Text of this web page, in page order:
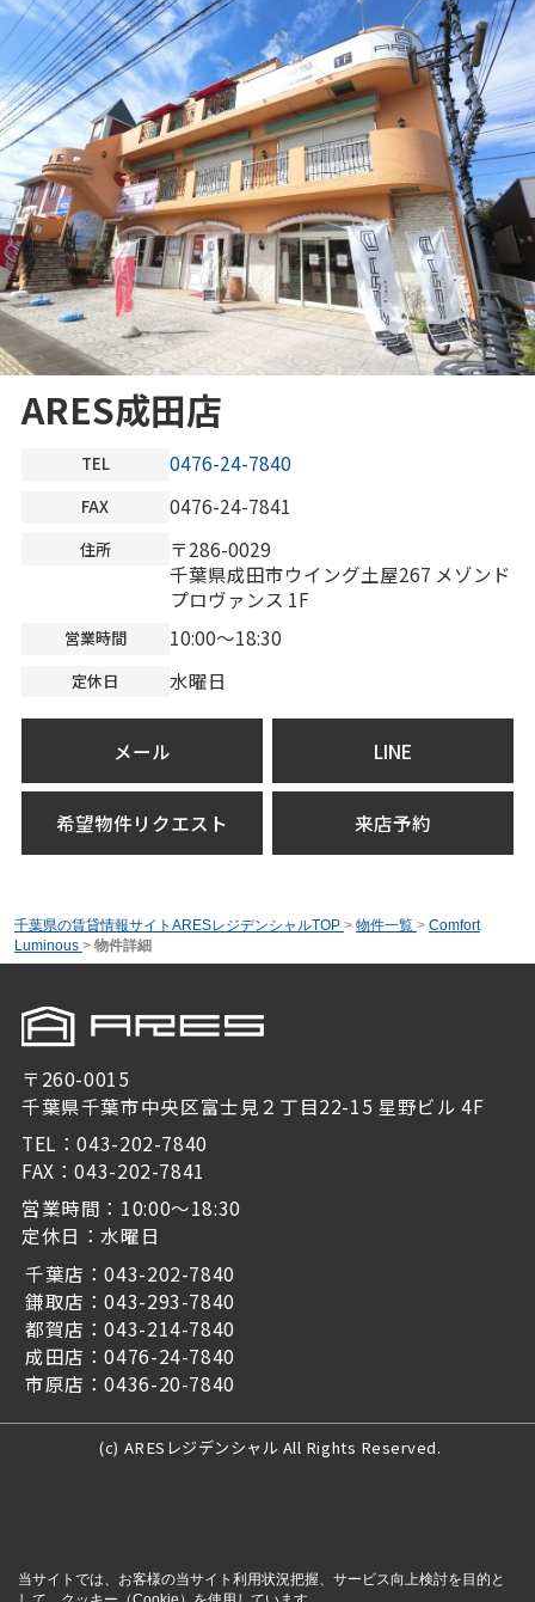
ARES成田店
TEL 0476-24-7840
FAX 0476-24-7841
住所
〒286-0029
千葉県成田市ウイング土屋267 メゾンド
プロヴァンス 1F
営業時間 10:00～18:30
定休日 水曜日
メール LINE
希望物件リクエスト 来店予約
千葉県の賃貸情報サイトARESレジデンシャルTOP > 物件一覧 > Comfort
Luminous > 物件詳細
〒260-0015
千葉県千葉市中央区富士見２丁目22-15 星野ビル 4F
TEL：043-202-7840
FAX：043-202-7841
営業時間：10:00～18:30
定休日：水曜日
千葉店：043-202-7840
鎌取店：043-293-7840
都賀店：043-214-7840
成田店：0476-24-7840
市原店：0436-20-7840
(c) ARESレジデンシャル All Rights Reserved.
当サイトでは、お客様の当サイト利用状況把握、サービス向上検討を目的と